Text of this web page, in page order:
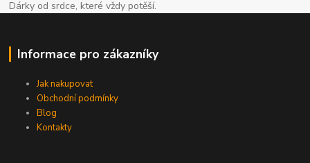
Dárky od srdce, které vždy potěší.
Informace pro zákazníky
Jak nakupovat
Obchodní podmínky
Blog
Kontakty